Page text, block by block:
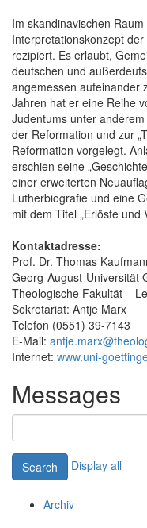
Im skandinavischen
Interpretationskonzept
rezipiert. Es erlaubt,
deutschen und
angemessen aufeinander
Jahren hat er eine Reihe
Judentums unter
der Reformation und zur
Reformation vorgelegt.
erschien seine
einer erweiterten
Lutherbiografie und eine
mit dem Titel „Erlöste und
Kontaktadresse:
Prof. Dr. Thomas
Georg-August-Universität
Theologische Fakultät –
Sekretariat: Antje Marx
Telefon (0551) 39-7143
E-Mail:
Internet: www.uni-
Messages
Search Display all
Archiv